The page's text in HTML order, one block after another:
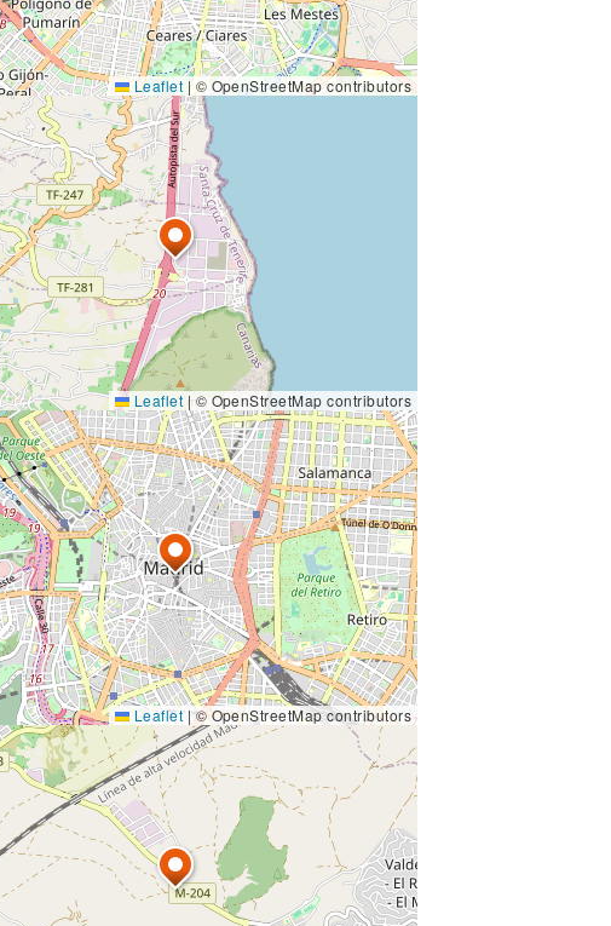
Leaflet | © OpenStreetMap contributors
Leaflet |© OpenStreetMap contributors
Leaflet |© OpenStreetMap contributors